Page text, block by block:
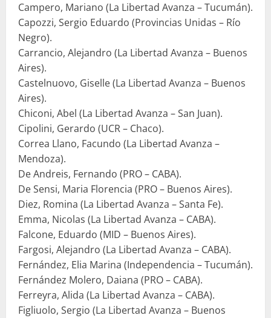
Campero, Mariano (La Libertad Avanza – Tucumán).
Capozzi, Sergio Eduardo (Provincias Unidas – Río
Negro).
Carrancio, Alejandro (La Libertad Avanza – Buenos
Aires).
Castelnuovo, Giselle (La Libertad Avanza – Buenos
Aires).
Chiconi, Abel (La Libertad Avanza – San Juan).
Cipolini, Gerardo (UCR – Chaco).
Correa Llano, Facundo (La Libertad Avanza –
Mendoza).
De Andreis, Fernando (PRO – CABA).
De Sensi, Maria Florencia (PRO – Buenos Aires).
Diez, Romina (La Libertad Avanza – Santa Fe).
Emma, Nicolas (La Libertad Avanza – CABA).
Falcone, Eduardo (MID – Buenos Aires).
Fargosi, Alejandro (La Libertad Avanza – CABA).
Fernández, Elia Marina (Independencia – Tucumán).
Fernández Molero, Daiana (PRO – CABA).
Ferreyra, Alida (La Libertad Avanza – CABA).
Figliuolo, Sergio (La Libertad Avanza – Buenos